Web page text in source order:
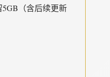
5GB（含后续更新